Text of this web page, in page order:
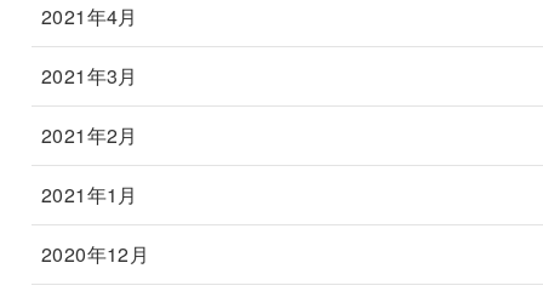
2021年4月
2021年3月
2021年2月
2021年1月
2020年12月